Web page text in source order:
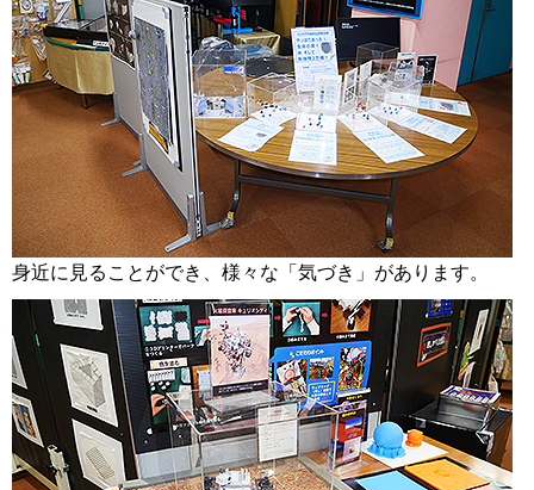
身近に見ることができ、様々な「気づき」があります。